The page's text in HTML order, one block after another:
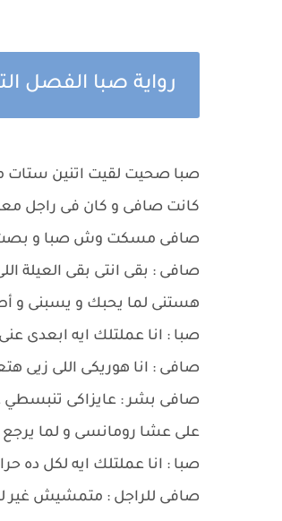
رواية صبا الفصل
صبا صحيت لقيت اتنين ستات
كانت صافى و كان فى راجل
صافى مسكت وش صبا و بصت
صافى : بقى انتى بقى العيلة
هستنى لما يحبك و يسبنى و
صبا : انا عملتلك ايه ابعدى
صافى : انا هوريكى اللى زيى
صافى بشر : عايزاكى
على عشا رومانسى و لما يرجع
صبا : انا عملتلك ايه لكل ده
صافى للراجل : متمشيش غير